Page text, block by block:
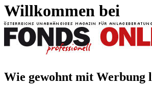
Willkommen bei
Wie gewohnt mit Werbung